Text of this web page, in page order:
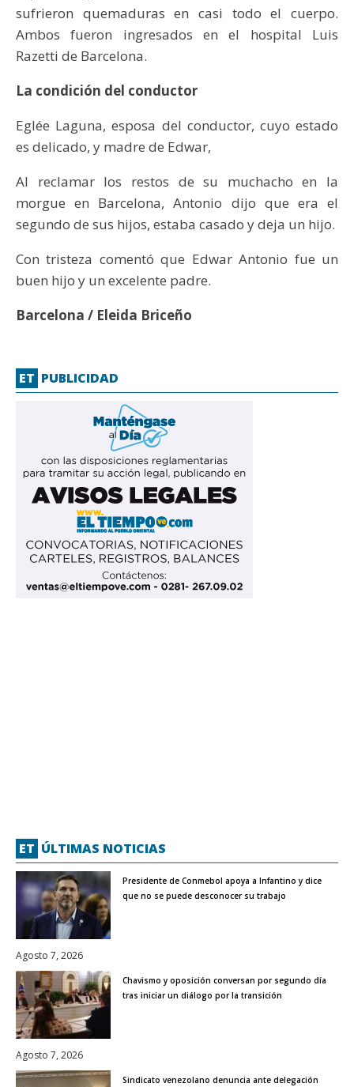
sufrieron quemaduras en casi todo el cuerpo.
Ambos fueron ingresados en el hospital Luis
Razetti de Barcelona.
La condición del conductor
Eglée Laguna, esposa del conductor, cuyo estado
es delicado, y madre de Edwar,
Al reclamar los restos de su muchacho en la
morgue en Barcelona, Antonio dijo que era el
segundo de sus hijos, estaba casado y deja un hijo.
Con tristeza comentó que Edwar Antonio fue un
buen hijo y un excelente padre.
Barcelona / Eleida Briceño
ET PUBLICIDAD
ET ÚLTIMAS NOTICIAS
Presidente de Conmebol apoya a Infantino y dice
que no se puede desconocer su trabajo
Agosto 7, 2026
Chavismo y oposición conversan por segundo día
tras iniciar un diálogo por la transición
Agosto 7, 2026
Sindicato venezolano denuncia ante delegación